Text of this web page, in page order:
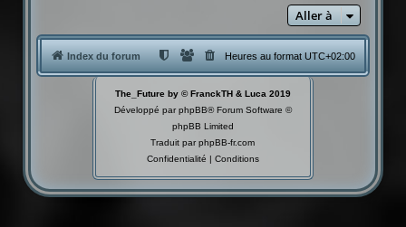
r
Aller à
Index du forum Heures au formatUTC+02:00
The_Future by © FranckTH & Luca 2019
Développé parphpBB® Forum Software ©
phpBB Limited
Traduit parphpBB-fr.com
Confidentialité | Conditions